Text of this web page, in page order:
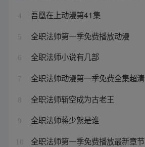
4 吾凰在上动漫第41集
5 全职法师第一季免费播放动漫
6 全职法师小说有几部
7 全职法师动漫第一季免费全集超清
8 全职法师斩空成为古老王
9 全职法师蒋少絮是谁
10 全职法师第一季免费播放最新章节